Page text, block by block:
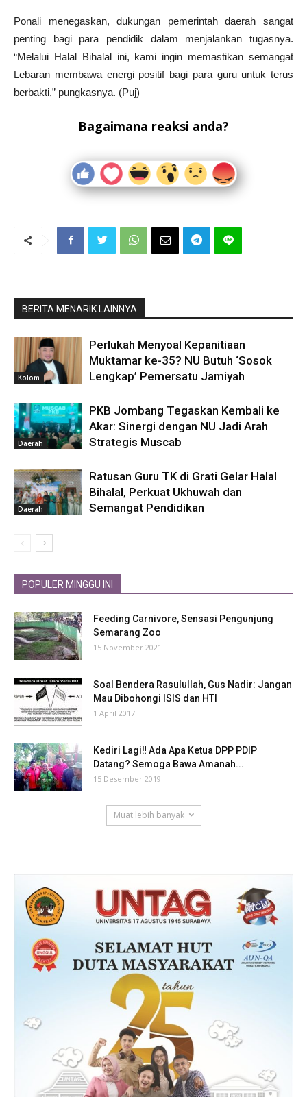
Ponali menegaskan, dukungan pemerintah daerah sangat
penting bagi para pendidik dalam menjalankan tugasnya.
“Melalui Halal Bihalal ini, kami ingin memastikan semangat
Lebaran membawa energi positif bagi para guru untuk terus
berbakti,” pungkasnya. (Puj)
Bagaimana reaksi anda?
BERITA MENARIK LAINNYA
Kolom
Perlukah Menyoal Kepanitiaan
Muktamar ke-35? NU Butuh ‘Sosok
Lengkap’ Pemersatu Jamiyah
Daerah
PKB Jombang Tegaskan Kembali ke
Akar: Sinergi dengan NU Jadi Arah
Strategis Muscab
Daerah
Ratusan Guru TK di Grati Gelar Halal
Bihalal, Perkuat Ukhuwah dan
Semangat Pendidikan
POPULER MINGGU INI
Feeding Carnivore, Sensasi Pengunjung
Semarang Zoo
15 November 2021
Soal Bendera Rasulullah, Gus Nadir: Jangan
Mau Dibohongi ISIS dan HTI
1 April 2017
Kediri Lagi‼ Ada Apa Ketua DPP PDIP
Datang? Semoga Bawa Amanah...
15 Desember 2019
Muat lebih banyak